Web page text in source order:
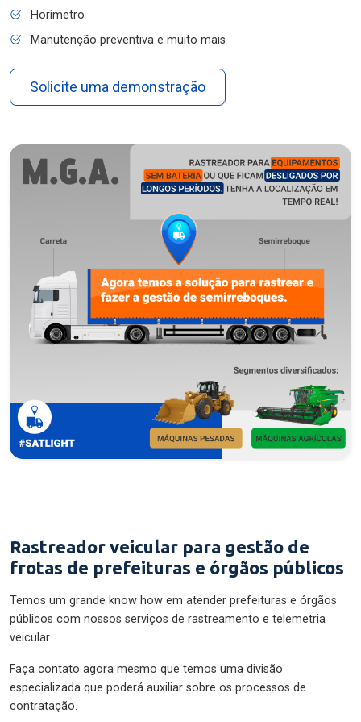
Horímetro
Manutenção preventiva e muito mais
Solicite uma demonstração
Rastreador veicular para gestão de
frotas de prefeituras e órgãos públicos
Temos um grande know how em atender prefeituras e órgãos
públicos com nossos serviços de rastreamento e telemetria
veicular.
Faça contato agora mesmo que temos uma divisão
especializada que poderá auxiliar sobre os processos de
contratação.